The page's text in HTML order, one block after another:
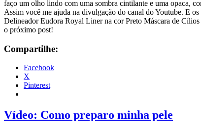
faço um olho lindo com uma sombra cintilante e uma opaca,
Assim você me ajuda na divulgação do canal do Youtube. E
Delineador Eudora Royal Liner na cor Preto Máscara de
o próximo post!
Compartilhe:
Facebook
X
Pinterest
Vídeo: Como preparo minha pele